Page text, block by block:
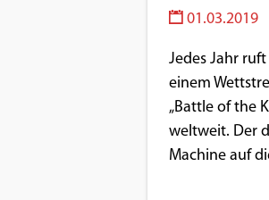
01.03.2019
Jedes Jahr
einem
„Battle of the
weltweit. Der
Machine auf
von Videoplattformen und
von diesen externen